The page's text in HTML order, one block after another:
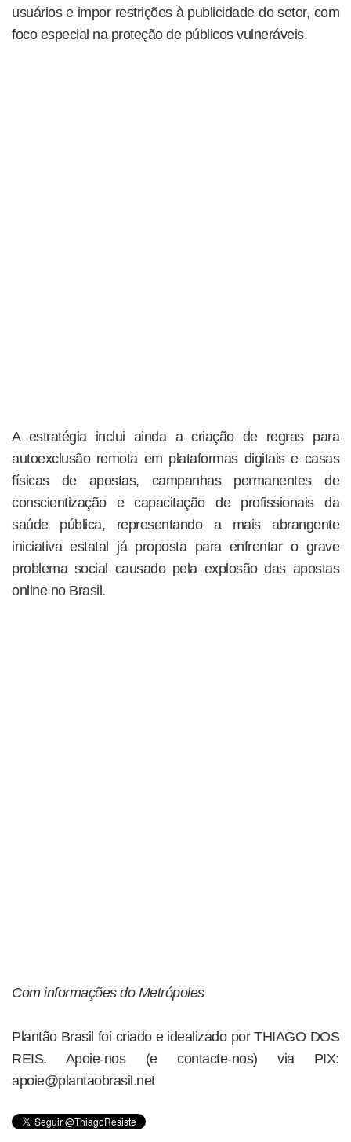
usuários e impor restrições à publicidade do setor, com
foco especial na proteção de públicos vulneráveis.
A estratégia inclui ainda a criação de regras para
autoexclusão remota em plataformas digitais e casas
físicas de apostas, campanhas permanentes de
conscientização e capacitação de profissionais da
saúde pública, representando a mais abrangente
iniciativa estatal já proposta para enfrentar o grave
problema social causado pela explosão das apostas
online no Brasil.
Com informações do Metrópoles
Plantão Brasil foi criado e idealizado por THIAGO DOS
REIS. Apoie-nos (e contacte-nos) via PIX:
apoie@plantaobrasil.net